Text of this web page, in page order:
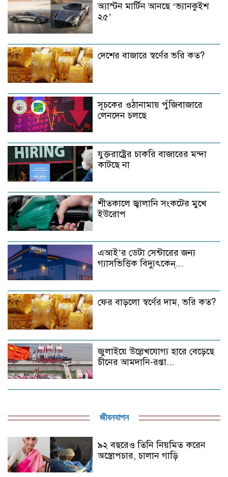
অ্যাস্টন মার্টিন আনছে ‘ভ্যানকুইশ
২৫’
দেশের বাজারে স্বর্ণের ভরি কত?
সূচকের ওঠানামায় পুঁজিবাজারে
লেনদেন চলছে
যুক্তরাষ্ট্রের চাকরি বাজারের মন্দা
কাটছে না
শীতকালে জ্বালানি সংকটের মুখে
ইউরোপ
এআই’র ডেটা সেন্টারের জন্য
গ্যাসভিত্তিক বিদ্যুৎকেন্...
ফের বাড়লো স্বর্ণের দাম, ভরি কত?
জুলাইয়ে উল্লেখযোগ্য হারে বেড়েছে
চীনের আমদানি-রপ্তা...
জীবনযাপন
৯২ বছরেও তিনি নিয়মিত করেন
অস্ত্রোপচার, চালান গাড়ি